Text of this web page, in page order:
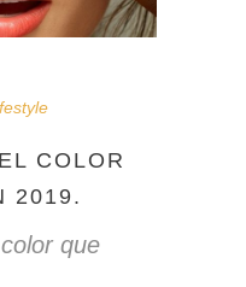
COLOR
2019.
que